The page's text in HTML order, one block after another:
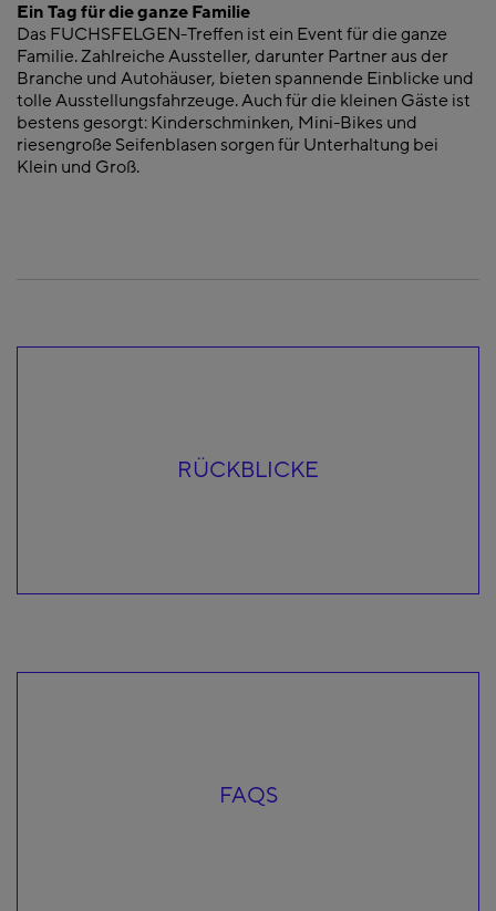
Ein Tag für die ganze Familie
Das FUCHSFELGEN-Treffen ist ein Event für die ganze
Familie. Zahlreiche Aussteller, darunter Partner aus der
Branche und Autohäuser, bieten spannende Einblicke und
tolle Ausstellungsfahrzeuge. Auch für die kleinen Gäste ist
bestens gesorgt: Kinderschminken, Mini-Bikes und
riesengroße Seifenblasen sorgen für Unterhaltung bei
Klein und Groß.
RÜCKBLICKE
FAQS